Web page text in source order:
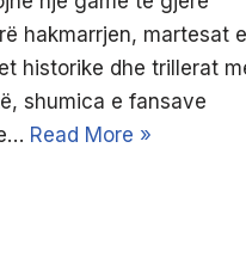
hakmarrjen, martesat e
historike dhe trillerat
shumica e fansave
Read More »